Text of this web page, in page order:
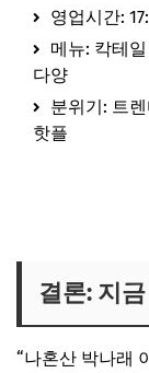
영업시간:
메뉴: 칵테
다양
분위기: 트
핫플
결론: 지
“나혼산 박나래